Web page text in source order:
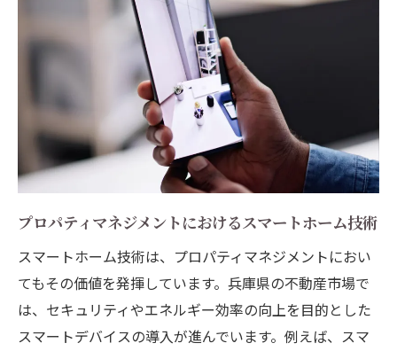
マンション管理組合の新しいルール
コンプライアンスを遵守するためのポイン
兵庫県不動産管理: 資産価値を最大化するための
具体的アドバイス
定期的なメンテナンスで資産価値を維持
賃貸物件の魅力を高めるリノベーション戦
略
市場価値を左右する立地の選び方
長期的な資産運用計画の立て方
プロフェッショナルな管理会社の選び方
投資効率を高めるためのリスク管理
プロパティマネジメントにおけるスマートホーム技術
スマートホーム技術は、プロパティマネジメントにおい
てもその価値を発揮しています。兵庫県の不動産市場で
は、セキュリティやエネルギー効率の向上を目的とした
スマートデバイスの導入が進んでいます。例えば、スマ